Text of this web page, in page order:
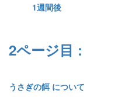
1週間後
2ページ目 :
うさぎの餌 について